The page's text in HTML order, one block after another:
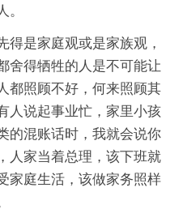
。
得是家庭观或是家族观，
舍得牺牲的人是不可能让
都照顾不好，何来照顾其
说起事业忙，家里小孩
的混账话时，我就会说你
人家当着总理，该下班就
家庭生活，该做家务照样